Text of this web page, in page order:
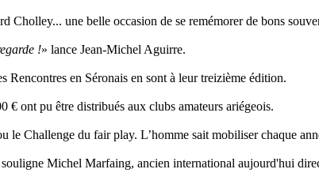
Cholley... une belle occasion de se remémorer de bons
!» lance Jean-Michel Aguirre.
en Séronais en sont à leur treizième édition.
€ ont pu être distribués aux clubs amateurs ariégeois.
le Challenge du fair play. L’homme sait mobiliser chaque
souligne Michel Marfaing, ancien international aujourd'hui